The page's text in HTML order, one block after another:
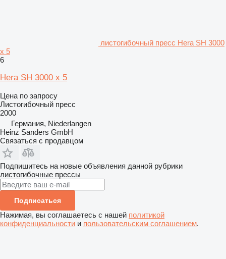
листогибочный пресс Hera SH 3000
x 5
6
Hera SH 3000 x 5
Цена по запросу
Листогибочный пресс
2000
Германия, Niederlangen
Heinz Sanders GmbH
Связаться с продавцом
Подпишитесь на новые объявления данной рубрики
листогибочные прессы
Подписаться
Нажимая, вы соглашаетесь с нашей политикой
конфиденциальности и пользовательским соглашением.